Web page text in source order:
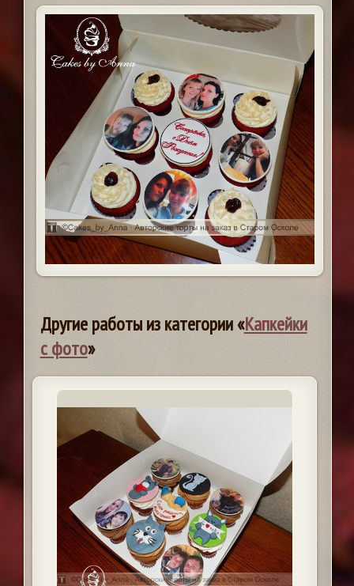
Другие работы из категории «Капкейки
с фото»